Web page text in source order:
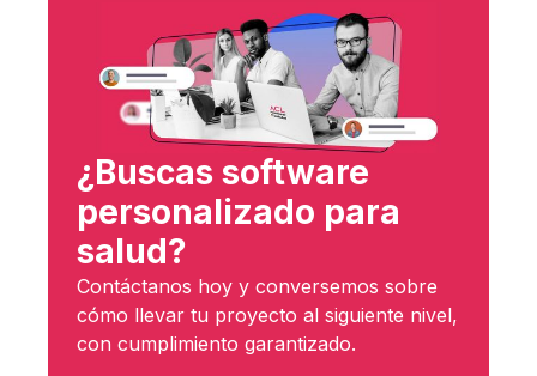
¿Buscas software
personalizado para
salud?
Contáctanos hoy y conversemos sobre
cómo llevar tu proyecto al siguiente nivel,
con cumplimiento garantizado.